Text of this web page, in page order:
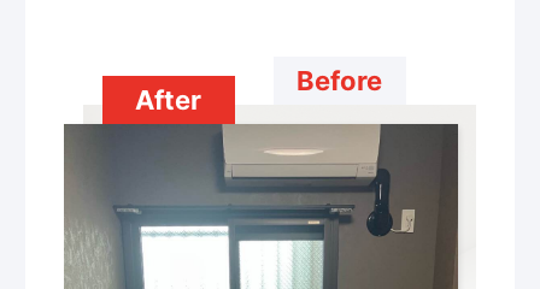
Before
After